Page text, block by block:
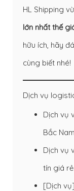
HL Shipping
lớn nhất thế
hữu ích, hãy
cùng biết nhé!
Dịch vụ
Dịch vụ
Bắc
Dịch vụ
tín giá rẻ
[Dịch